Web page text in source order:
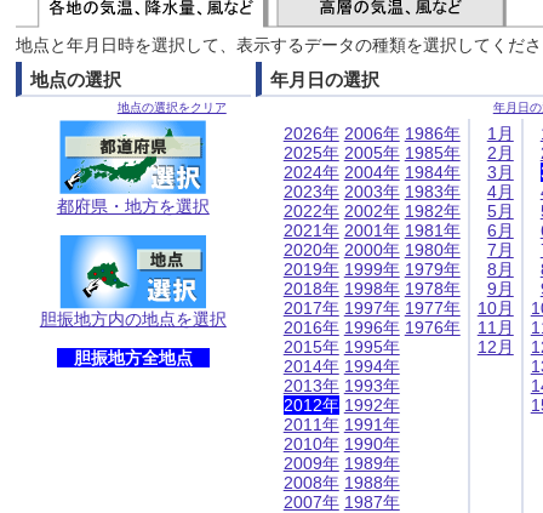
地点と年月日時を選択して、表示するデータの種類を選択してくだ
地点の選択
地点の選択をクリア
都府県・地方を選択
胆振地方内の地点を選択
胆振地方全地点
年月日の選択
年月日
2026年
2025年
2024年
2023年
2022年
2021年
2020年
2019年
2018年
2017年
2016年
2015年
2014年
2013年
2012年
2011年
2010年
2009年
2008年
2007年
2006年
2005年
2004年
2003年
2002年
2001年
2000年
1999年
1998年
1997年
1996年
1995年
1994年
1993年
1992年
1991年
1990年
1989年
1988年
1987年
1986年
1985年
1984年
1983年
1982年
1981年
1980年
1979年
1978年
1977年
1976年
1月
2月
3月
4月
5月
6月
7月
8月
9月
10月
11月
12月